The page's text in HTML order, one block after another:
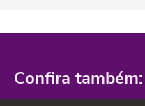
Confira também: